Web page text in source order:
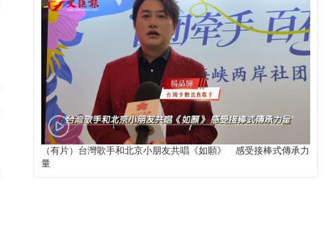
（有片）台灣歌手和北京小朋友共唱《如願》 感受接棒式傳承力
量